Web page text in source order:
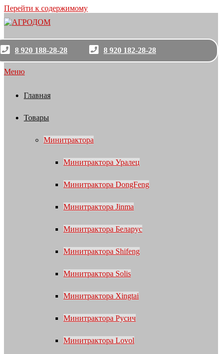
Перейти к содержимому
8 920 188-28-28 8 920 182-28-28
Меню
Главная
Товары
Минитрактора
Минитрактора Уралец
Минитрактора DongFeng
Минитрактора Jinma
Минитрактора Беларус
Минитрактора Shifeng
Минитрактора Solis
Минитрактора Xingtai
Минитрактора Русич
Минитрактора Lovol